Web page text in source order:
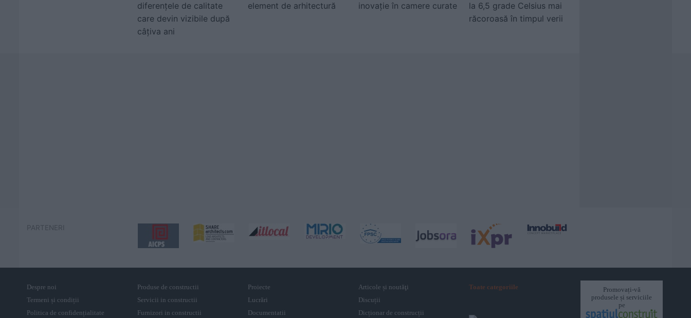
diferențele de calitate
care devin vizibile după
câțiva ani
element de arhitectură
inovație în camere curate
la 6,5 grade Celsius mai
răcoroasă în timpul verii
PARTENERI
Despre noi
Termeni și condiții
Politica de confidențialitate
Produse de constructii
Servicii in constructii
Furnizori in constructii
Proiecte
Lucrări
Documentatii
Articole și noutăţi
Discuții
Dicționar de construcții
Toate categoriile
Promovați-vă
produsele și serviciile
pe